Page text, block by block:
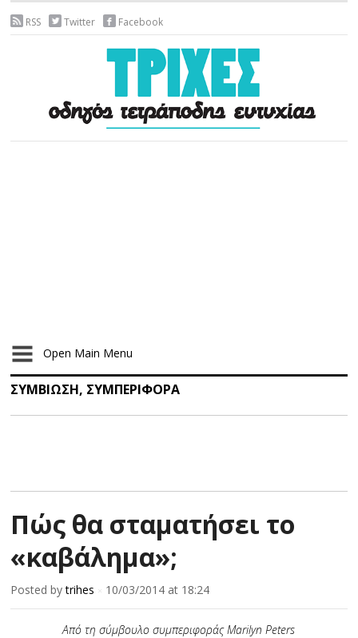
RSS Twitter Facebook
Open Main Menu
ΣΥΜΒΙΩΣΗ, ΣΥΜΠΕΡΙΦΟΡΑ
Πώς θα σταματήσει το
«καβάλημα»;
Posted bytrihes 10/03/2014 at 18:24
Από τη σύμβουλο συµπεριφοράς Marilyn Peters